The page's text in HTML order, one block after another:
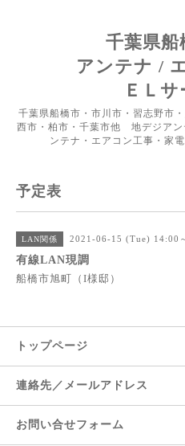
千葉県
アンテナ /
ＥＬ
千葉県船橋市・市川市・習志野市
西市・柏市・千葉市他 地デジアン
ンテナ・エアコン工事・家
予定表
LAN関係 2021-06-15 (Tue) 14:00
有線LAN現調
船橋市旭町（I様邸）
トップページ
連絡先／メールアドレス
お問い合せフォーム